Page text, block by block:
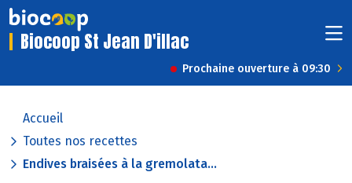
Biocoop St Jean D'illac
Prochaine ouverture à 09:30
Accueil
Toutes nos recettes
Endives braisées à la gremolata...